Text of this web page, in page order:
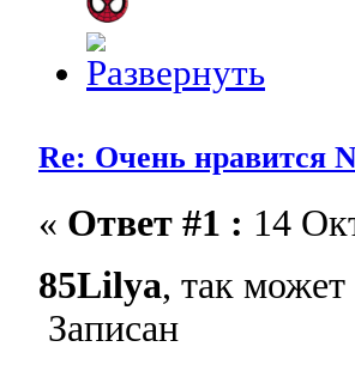
Re: Очень нравится
« Ответ #1 : 14
85Lilya, так
Записан